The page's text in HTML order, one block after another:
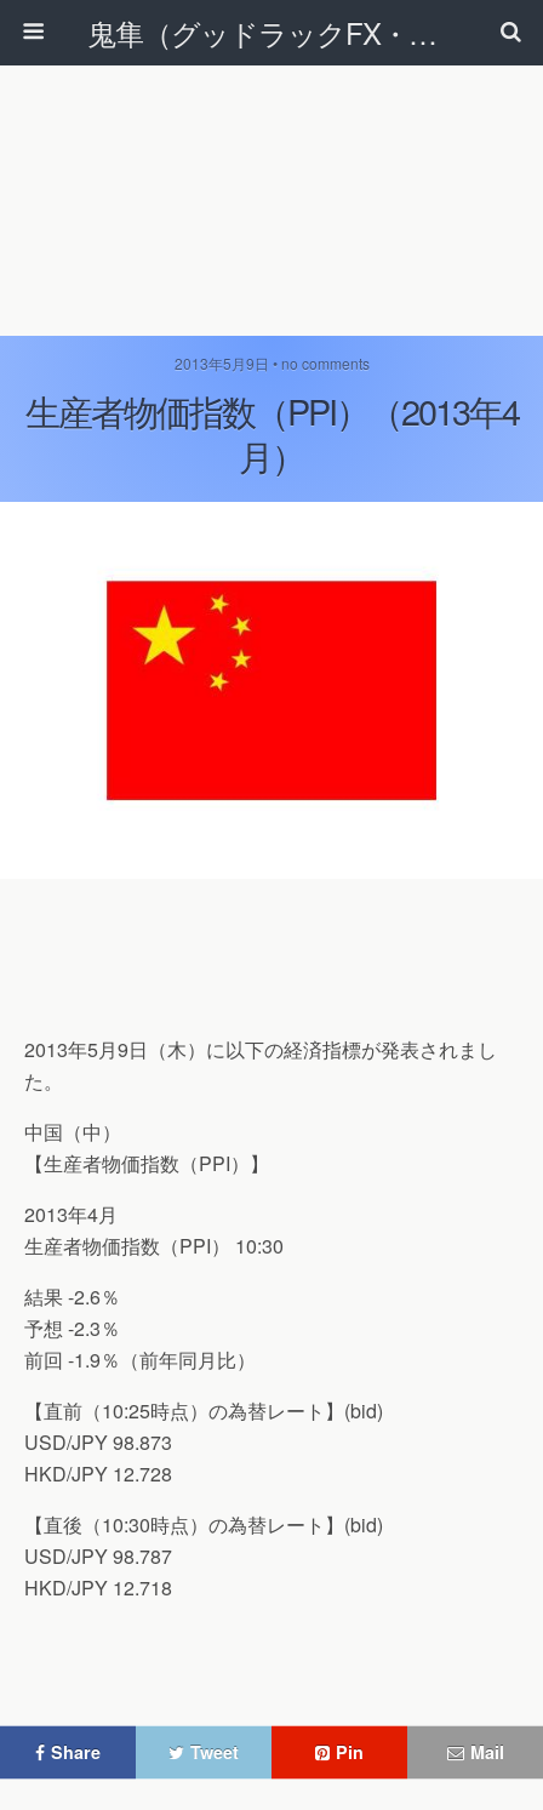
鬼隼（グッドラックFX・改）
2013年5月9日 • no comments
生産者物価指数（PPI）（2013年4
月）
2013年5月9日（木）に以下の経済指標が発表されまし
た。
中国（中）
【生産者物価指数（PPI）】
2013年4月
生産者物価指数（PPI） 10:30
結果 -2.6％
予想 -2.3％
前回 -1.9％（前年同月比）
【直前（10:25時点）の為替レート】(bid)
USD/JPY 98.873
HKD/JPY 12.728
【直後（10:30時点）の為替レート】(bid)
USD/JPY 98.787
HKD/JPY 12.718
Share Tweet Pin Mail